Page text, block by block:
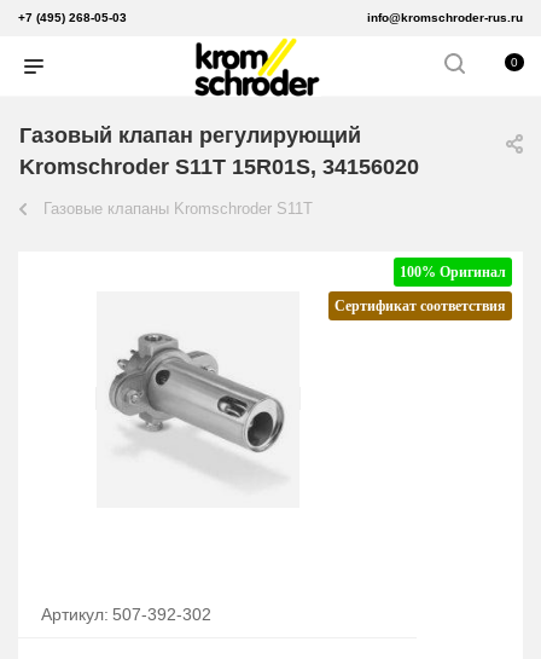
+7 (495) 268-05-03 info@kromschroder-rus.ru
0
Газовый клапан регулирующий
Kromschroder S11T 15R01S, 34156020
Газовые клапаны Kromschroder S11T
100% Оригинал
Сертификат соответствия
Артикул: 507-392-302